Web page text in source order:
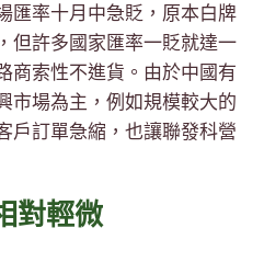
匯率十月中急貶，原本白牌
但許多國家匯率一貶就達一
商索性不進貨。由於中國有
市場為主，例如規模較大的
戶訂單急縮，也讓聯發科營
對輕微